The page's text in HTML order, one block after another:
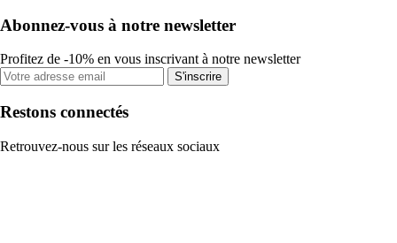
Abonnez-vous à notre newsletter
Profitez de -10% en vous inscrivant à notre newsletter
S'inscrire
Restons connectés
Retrouvez-nous sur les réseaux sociaux